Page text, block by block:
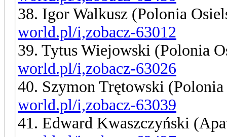
38. Igor Walkusz (Polonia
world.pl/i,zobacz-63012
39. Tytus Wiejowski (Polonia
world.pl/i,zobacz-63026
40. Szymon Trętowski
world.pl/i,zobacz-63039
41. Edward Kwaszczyński